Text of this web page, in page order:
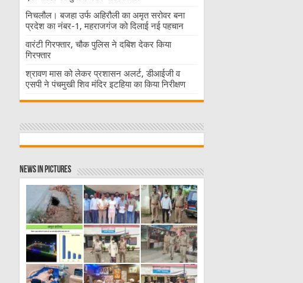
निचलौल। बजहा उर्फ अहिरौली का अमृत सरोवर बना
प्रदेश का नंबर-1, महराजगंज को दिलाई नई पहचान
वारंटी गिरफ्तार, चौक पुलिस ने दबिश देकर किया
गिरफ्तार
श्रावण मास को लेकर प्रशासन अलर्ट, डीआईजी व
एसपी ने पंचमुखी शिव मंदिर इटहिया का किया निरीक्षण
News in Pictures